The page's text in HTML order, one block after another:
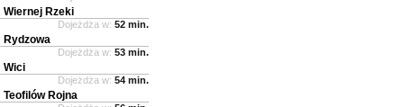
Wiernej Rzeki
Dojeżdża w: 52 min.
Rydzowa
Dojeżdża w: 53 min.
Wici
Dojeżdża w: 54 min.
Teofilów Rojna